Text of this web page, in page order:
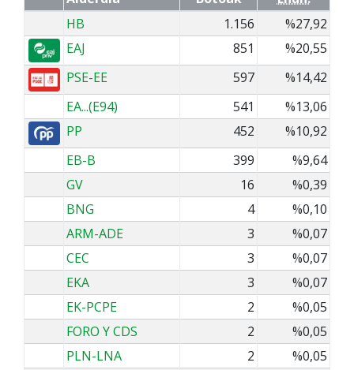
HB
1.156
%27,92
EAJ
851
%20,55
PSE-EE
597
%14,42
EA...(E94)
541
%13,06
PP
452
%10,92
EB-B
399
%9,64
GV
16
%0,39
BNG
4
%0,10
ARM-ADE
3
%0,07
CEC
3
%0,07
EKA
3
%0,07
EK-PCPE
2
%0,05
FORO Y CDS
2
%0,05
PLN-LNA
2
%0,05